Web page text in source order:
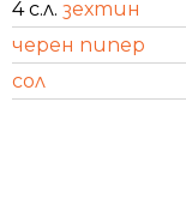
4 с.л. зехтин
черен пипер
сол